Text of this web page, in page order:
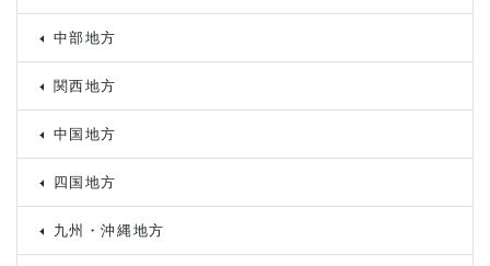
中部地方
関西地方
中国地方
四国地方
九州・沖縄地方